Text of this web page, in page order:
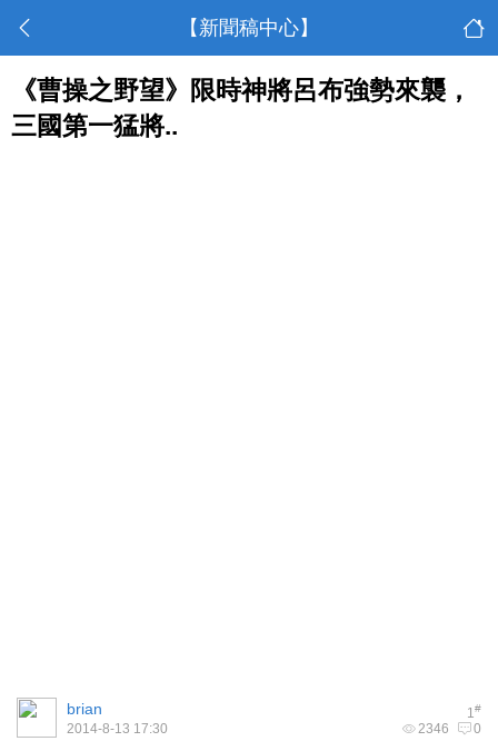
【新聞稿中心】
《曹操之野望》限時神將呂布強勢來襲，
三國第一猛將..
1#
brian
2346 0
2014-8-13 17:30